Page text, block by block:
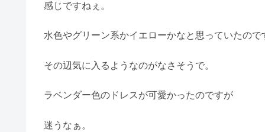
感じですねぇ。
水色やグリーン系かイエローかなと思っていたので
その辺気に入るようなのがなさそうで。
ラベンダー色のドレスが可愛かったのですが
迷うなぁ。